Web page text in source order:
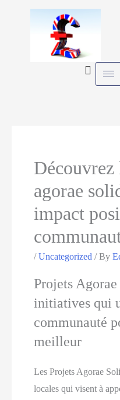
Découvrez
agorae
impact
/Uncategorized / By
Projets
initiatives qui
communauté
meilleur
Les Projets Agorae
locales qui visent à